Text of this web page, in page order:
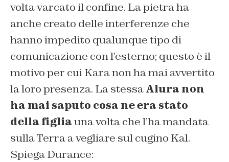
volta varcato il confine. La pietra ha
anche creato delle interferenze che
hanno impedito qualunque tipo di
comunicazione con l’esterno; questo è il
motivo per cui Kara non ha mai avvertito
la loro presenza. La stessaAlura non
ha mai saputo cosa ne era stato
della figliauna volta che l’ha mandata
sulla Terra a vegliare sul cugino Kal.
Spiega Durance: